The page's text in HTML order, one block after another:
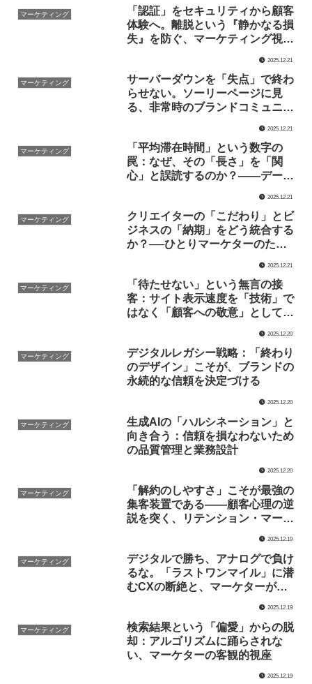
マーケティング
「認証」をセキュリティから顧客
体験へ。離脱という『静かなる損
失』を防ぐ、マーケティング視点
2025.12.21
マーケティング
サーバーダウンを「失点」で終わ
らせない。ソーリーページに見
る、非常時のブランドコミュニケ
2025.12.21
マーケティング
「平均滞在時間」という数字の
罠：なぜ、その「長さ」を「関
心」と誤読するのか？——データ
2025.12.21
マーケティング
クリエイターの「こだわり」とビ
ジネスの「納期」をどう統合する
か？──ひとりマーケターのため
2025.12.21
マーケティング
「待たせない」という無言の接
客：サイト表示速度を「技術」で
はなく「顧客への敬意」として再
2025.12.20
マーケティング
デジタルレガシー戦略：「終わり
のデザイン」こそが、ブランドの
永続的な信頼を決定づける
2025.12.20
マーケティング
生成AIの「ハルシネーション」と
向き合う：信頼を損なわないため
の品質管理と業務設計
2025.12.20
マーケティング
「解約のしやすさ」こそが最強の
集客装置である——顧客心理の逆
説を突く、リテンション・マーケ
2025.12.19
マーケティング
デジタルで勝ち、アナログで負け
るな。「ラストワンマイル」に潜
むCXの断絶と、マーケターが守
2025.12.19
マーケティング
検索結果という「偏愛」からの脱
却：アルゴリズムに踊らされな
い、マーケターの客観的視座
2025.12.19